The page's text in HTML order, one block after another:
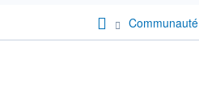
Communauté